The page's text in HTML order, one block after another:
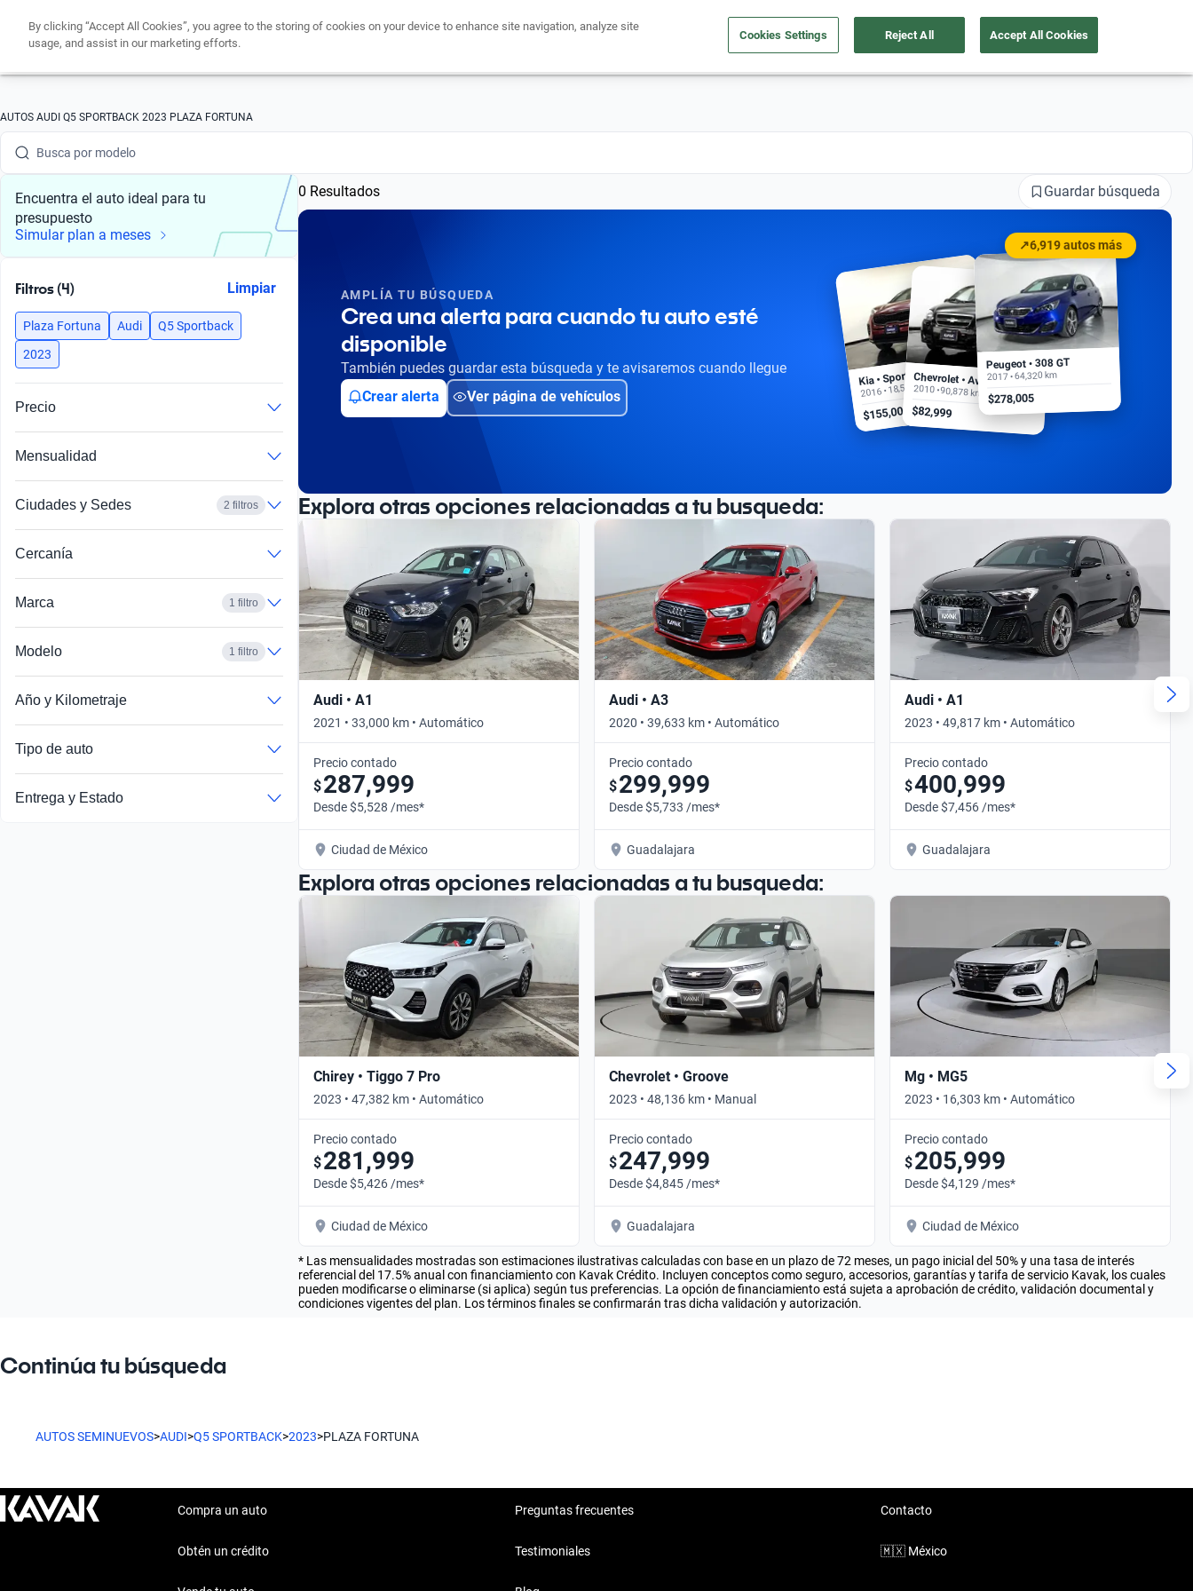
Compra un auto Vende tu auto Cuida tu auto Nosotros Ubicación
AUTOS AUDI Q5 SPORTBACK 2023 PLAZA FORTUNA
Busca por marca
Busca por modelo
Busca por versión
Busca por año
Busca por modelo
Busca por versión
Busca por año
Encuentra el auto ideal para tu
presupuesto
Simular plan a meses
Filtros (4) Limpiar
Plaza Fortuna Audi
Q5 Sportback
2023
Precio
Mensualidad
Ciudades y Sedes 2 filtros
Cercanía
Marca 1 filtro
Modelo 1 filtro
Año y Kilometraje
Tipo de auto
Entrega y Estado
0 Resultados Guardar búsqueda
AMPLÍA TU BÚSQUEDA
Crea una alerta para cuando tu auto esté
disponible
También puedes guardar esta búsqueda y te avisaremos cuando llegue
Crear alerta
Ver página de vehículos
↗6,919 autos más
Kia • Sportage EX
2016 • 18,500 km
$155,000
Chevrolet • Aveo
2010 • 90,878 km
$82,999
Peugeot • 308 GT
2017 • 64,320 km
$278,005
Explora otras opciones relacionadas a tu busqueda:
Audi • A1
2021 • 33,000 km • Automático
Precio contado
$287,999
Desde $5,528 /mes*
Ciudad de México
Audi • A3
2020 • 39,633 km • Automático
Precio contado
$299,999
Desde $5,733 /mes*
Guadalajara
Audi • A1
2023 • 49,817 km • Automático
Precio contado
$400,999
Desde $7,456 /mes*
Guadalajara
Explora otras opciones relacionadas a tu busqueda:
Chirey • Tiggo 7 Pro
2023 • 47,382 km • Automático
Precio contado
$281,999
Desde $5,426 /mes*
Ciudad de México
Chevrolet • Groove
2023 • 48,136 km • Manual
Precio contado
$247,999
Desde $4,845 /mes*
Guadalajara
Mg • MG5
2023 • 16,303 km • Automático
Precio contado
$205,999
Desde $4,129 /mes*
Ciudad de México
* Las mensualidades mostradas son estimaciones ilustrativas calculadas con base en un plazo de 72 meses, un pago inicial del 50% y una tasa de interés
referencial del 17.5% anual con financiamiento con Kavak Crédito. Incluyen conceptos como seguro, accesorios, garantías y tarifa de servicio Kavak, los cuales
pueden modificarse o eliminarse (si aplica) según tus preferencias. La opción de financiamiento está sujeta a aprobación de crédito, validación documental y
condiciones vigentes del plan. Los términos finales se confirmarán tras dicha validación y autorización.
Continúa tu búsqueda
AUTOS SEMINUEVOS>AUDI>Q5 SPORTBACK>2023>PLAZA FORTUNA
Compra un auto
Obtén un crédito
Preguntas frecuentes
Testimoniales
Contacto
🇲🇽 México
By clicking “Accept All Cookies”, you agree to the storing of cookies on your device to enhance site navigation, analyze site
usage, and assist in our marketing efforts.
Cookies Settings Reject All Accept All Cookies